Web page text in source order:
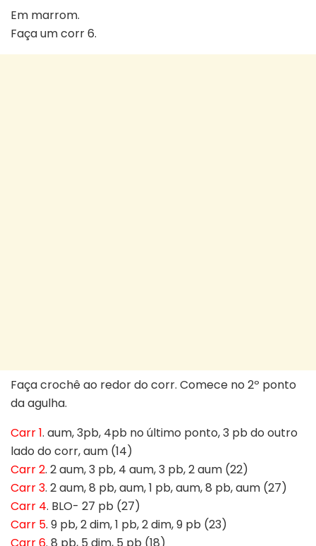
Em marrom.
Faça um corr 6.
Faça crochê ao redor do corr. Comece no 2º ponto
da agulha.
Carr 1. aum, 3pb, 4pb no último ponto, 3 pb do outro
lado do corr, aum (14)
Carr 2. 2 aum, 3 pb, 4 aum, 3 pb, 2 aum (22)
Carr 3. 2 aum, 8 pb, aum, 1 pb, aum, 8 pb, aum (27)
Carr 4. BLO- 27 pb (27)
Carr 5. 9 pb, 2 dim, 1 pb, 2 dim, 9 pb (23)